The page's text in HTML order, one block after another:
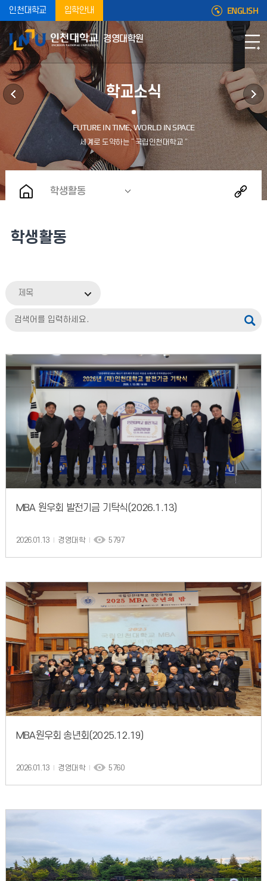
인천대학교 입학안내 ENGLISH
경영대학원
학교소식
학생활동
학생활동
제목
MBA 원우회 발전기금 기탁식(2026.1.13)
2026.01.13 경영대학 5797
MBA원우회 송년회(2025.12.19)
2026.01.13 경영대학 5760